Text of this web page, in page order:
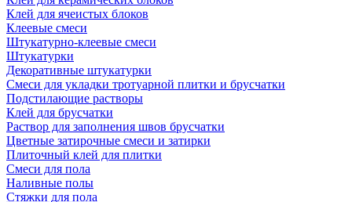
Клей для ячеистых блоков
Клеевые смеси
Штукатурно-клеевые смеси
Штукатурки
Декоративные штукатурки
Смеси для укладки тротуарной плитки и брусчатки
Подстилающие растворы
Клей для брусчатки
Раствор для заполнения швов брусчатки
Цветные затирочные смеси и затирки
Плиточный клей для плитки
Смеси для пола
Наливные полы
Стяжки для пола